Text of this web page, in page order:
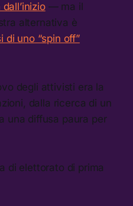
— ma il
alternativa è
di uno “spin off”
degli attivisti era la
dalla ricerca di un
una diffusa paura per
di elettorato di prima